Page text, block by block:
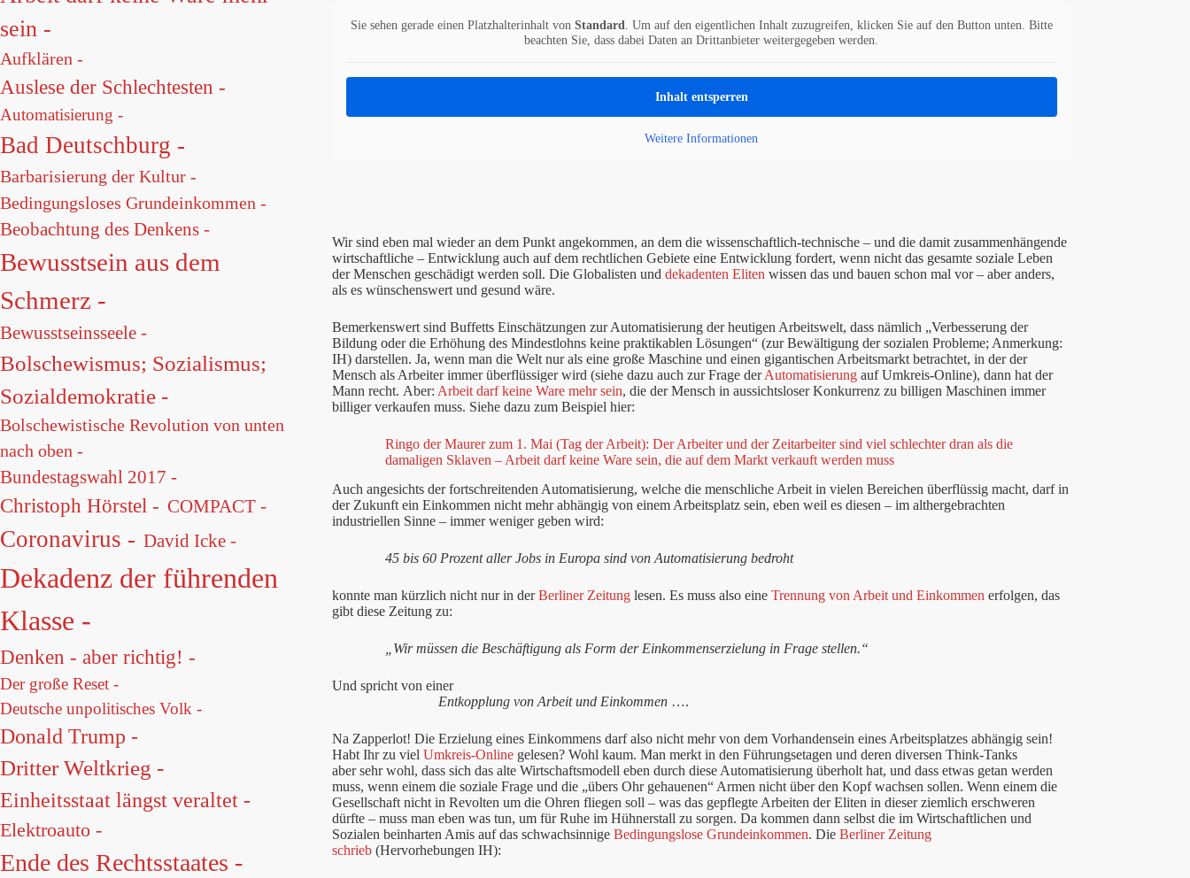
Sie sehen gerade einen Platzhalterinhalt von Standard
. Um auf den eigentlichen Inhalt zuzugreifen, klicken Sie auf den Button unten. Bitte
beachten Sie, dass dabei Daten an Drittanbieter weitergegeben werden.
Inhalt entsperren
Weitere Informationen
Wir sind eben mal wieder an dem Punkt angekommen, an dem die wissenschaftlich-technische – und die damit zusammenhängende
wirtschaftliche – Entwicklung auch auf dem rechtlichen Gebiete eine Entwicklung fordert, wenn nicht das gesamte soziale Leben
der Menschen geschädigt werden soll. Die Globalisten und dekadenten Eliten wissen das und bauen schon mal vor – aber anders,
als es wünschenswert und gesund wäre.
Bemerkenswert sind Buffetts Einschätzungen zur Automatisierung der heutigen Arbeitswelt, dass nämlich „Verbesserung der
Bildung oder die Erhöhung des Mindestlohns keine praktikablen Lösungen“ (zur Bewältigung der sozialen Probleme; Anmerkung:
IH) darstellen. Ja, wenn man die Welt nur als eine große Maschine und einen gigantischen Arbeitsmarkt betrachtet, in der der
Mensch als Arbeiter immer überflüssiger wird (siehe dazu auch zur Frage derAutomatisierungauf Umkreis-Online), dann hat der
Mann recht. Aber: Arbeit darf keine Ware mehr sein, die der Mensch in aussichtsloser Konkurrenz zu billigen Maschinen immer
billiger verkaufen muss. Siehe dazu zum Beispiel hier:
Ringo der Maurer zum 1. Mai (Tag der Arbeit): Der Arbeiter und der Zeitarbeiter sind viel schlechter dran als die
damaligen Sklaven – Arbeit darf keine Ware sein, die auf dem Markt verkauft werden muss
Auch angesichts der fortschreitenden Automatisierung, welche die menschliche Arbeit in vielen Bereichen überflüssig macht, darf in
der Zukunft ein Einkommen nicht mehr abhängig von einem Arbeitsplatz sein, eben weil es diesen – im althergebrachten
industriellen Sinne – immer weniger geben wird:
45 bis 60 Prozent aller Jobs in Europa sind von Automatisierung bedroht
konnte man kürzlich nicht nur in derBerliner Zeitunglesen. Es muss also eine Trennung von Arbeit und Einkommen erfolgen, das
gibt diese Zeitung zu:
„Wir müssen die Beschäftigung als Form der Einkommenserzielung in Frage stellen.“
Und spricht von einer
Entkopplung von Arbeit und Einkommen….
Na Zapperlot! Die Erzielung eines Einkommens darf also nicht mehr von dem Vorhandensein eines Arbeitsplatzes abhängig sein!
Habt Ihr zu viel Umkreis-Onlinegelesen? Wohl kaum. Man merkt in den Führungsetagen und deren diversen Think-Tanks
aber sehr wohl, dass sich das alte Wirtschaftsmodell eben durch diese Automatisierung überholt hat, und dass etwas getan werden
muss, wenn einem die soziale Frage und die „übers Ohr gehauenen“ Armen nicht über den Kopf wachsen sollen. Wenn einem die
Gesellschaft nicht in Revolten um die Ohren fliegen soll – was das gepflegte Arbeiten der Eliten in dieser ziemlich erschweren
dürfte – muss man eben was tun, um für Ruhe im Hühnerstall zu sorgen. Da kommen dann selbst die im Wirtschaftlichen und
Sozialen beinharten Amis auf das schwachsinnige Bedingungslose Grundeinkommen. Die Berliner Zeitung
schrieb(Hervorhebungen IH):
sein -
Aufklären -
Auslese der Schlechtesten -
Automatisierung -
Bad Deutschburg -
Barbarisierung der Kultur -
Bedingungsloses Grundeinkommen -
Beobachtung des Denkens -
Bewusstsein aus dem
Schmerz -
Bewusstseinsseele -
Bolschewismus; Sozialismus;
Sozialdemokratie -
Bolschewistische Revolution von unten
nach oben -
Bundestagswahl 2017 -
Christoph Hörstel - COMPACT -
Coronavirus - David Icke -
Dekadenz der führenden
Klasse -
Denken - aber richtig! -
Der große Reset -
Deutsche unpolitisches Volk -
Donald Trump -
Dritter Weltkrieg -
Einheitsstaat längst veraltet -
Elektroauto -
Ende des Rechtsstaates -